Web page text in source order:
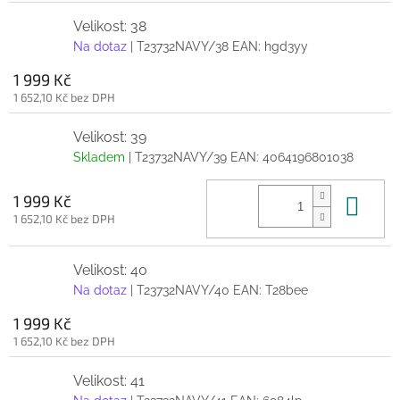
Velikost: 38
Na dotaz | T23732NAVY/38 EAN: hgd3yy
1 999 Kč
1 652,10 Kč bez DPH
Velikost: 39
Skladem | T23732NAVY/39 EAN: 4064196801038
1 999 Kč
1 652,10 Kč bez DPH
Velikost: 40
Na dotaz | T23732NAVY/40 EAN: T28bee
1 999 Kč
1 652,10 Kč bez DPH
Velikost: 41